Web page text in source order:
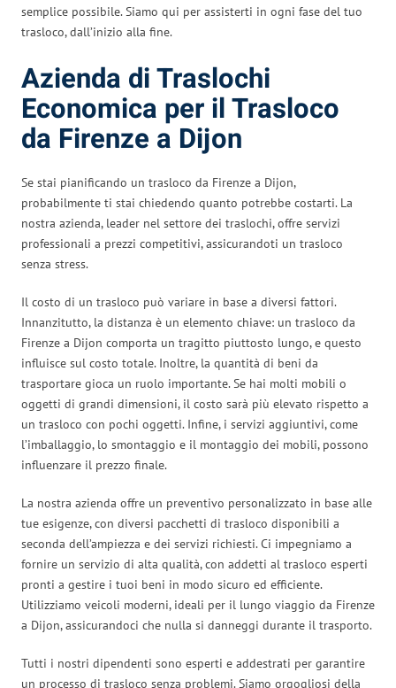
semplice possibile. Siamo qui per assisterti in ogni fase del tuo
trasloco, dall’inizio alla fine.
Azienda di Traslochi
Economica per il Trasloco
da Firenze a Dijon
Se stai pianificando un trasloco da Firenze a Dijon,
probabilmente ti stai chiedendo quanto potrebbe costarti. La
nostra azienda, leader nel settore dei traslochi, offre servizi
professionali a prezzi competitivi, assicurandoti un trasloco
senza stress.
Il costo di un trasloco può variare in base a diversi fattori.
Innanzitutto, la distanza è un elemento chiave: un trasloco da
Firenze a Dijon comporta un tragitto piuttosto lungo, e questo
influisce sul costo totale. Inoltre, la quantità di beni da
trasportare gioca un ruolo importante. Se hai molti mobili o
oggetti di grandi dimensioni, il costo sarà più elevato rispetto a
un trasloco con pochi oggetti. Infine, i servizi aggiuntivi, come
l’imballaggio, lo smontaggio e il montaggio dei mobili, possono
influenzare il prezzo finale.
La nostra azienda offre un preventivo personalizzato in base alle
tue esigenze, con diversi pacchetti di trasloco disponibili a
seconda dell’ampiezza e dei servizi richiesti. Ci impegniamo a
fornire un servizio di alta qualità, con addetti al trasloco esperti
pronti a gestire i tuoi beni in modo sicuro ed efficiente.
Utilizziamo veicoli moderni, ideali per il lungo viaggio da Firenze
a Dijon, assicurandoci che nulla si danneggi durante il trasporto.
Tutti i nostri dipendenti sono esperti e addestrati per garantire
un processo di trasloco senza problemi. Siamo orgogliosi della